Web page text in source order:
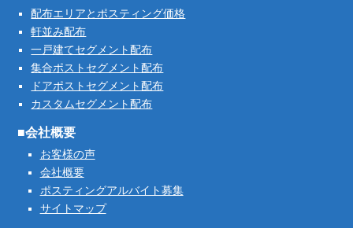
配布エリアとポスティング価格
軒並み配布
一戸建てセグメント配布
集合ポストセグメント配布
ドアポストセグメント配布
カスタムセグメント配布
■会社概要
お客様の声
会社概要
ポスティングアルバイト募集
サイトマップ